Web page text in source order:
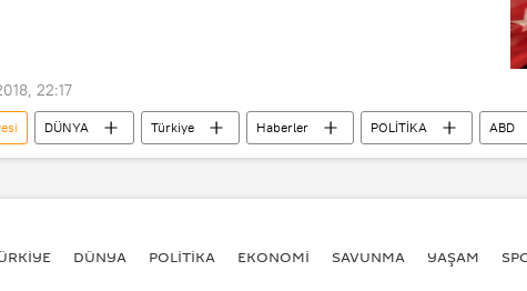
22:17
DÜNYA Türkiye Haberler POLİTİKA
ABD
Uşak Nurullah Cahan
Türkiye-ABD ilişkileri
DÜNYA POLİTİKA EKONOMİ SAVUNMA YAŞAM